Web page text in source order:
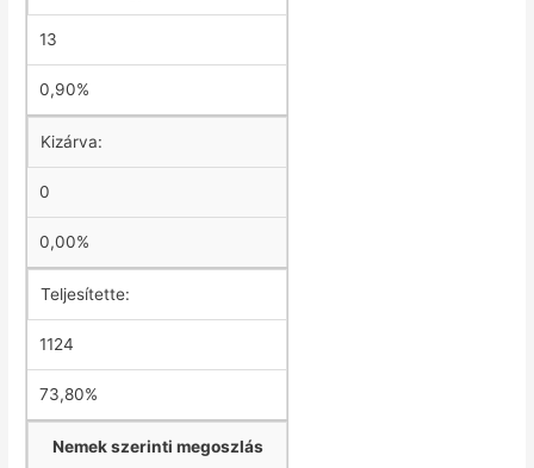
13
0,90%
Kizárva:
0
0,00%
Teljesítette:
1124
73,80%
Nemek szerinti megoszlás